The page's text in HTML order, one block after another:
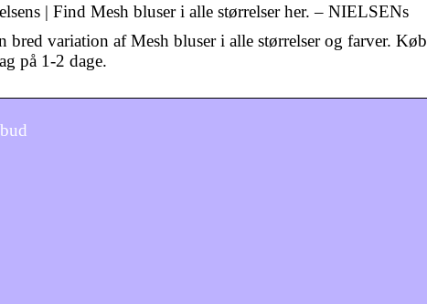
| Find Mesh bluser i alle størrelser her. – NIELSENs
bred variation af Mesh bluser i alle størrelser og farver. Køb
på 1-2 dage.